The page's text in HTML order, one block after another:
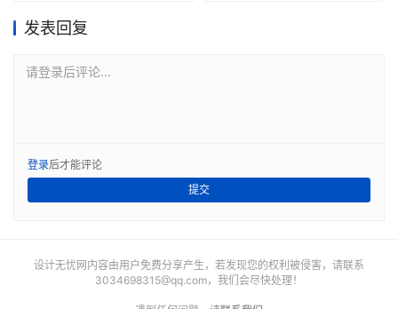
发表回复
请登录后评论...
登录后才能评论
提交
设计无忧网内容由用户免费分享产生，若发现您的权利被侵害，请联系
3034698315@qq.com，我们会尽快处理！